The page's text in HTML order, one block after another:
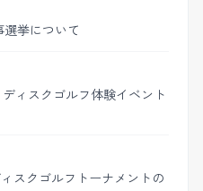
挙について
ディスクゴルフ体験イベント
スクゴルフトーナメントの